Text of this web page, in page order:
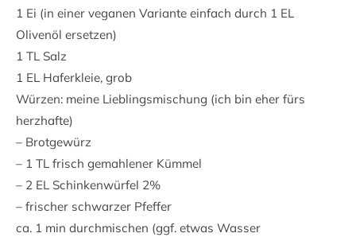
1 Ei (in einer veganen Variante einfach durch 1 EL
Olivenöl ersetzen)
1 TL Salz
1 EL Haferkleie, grob
Würzen: meine Lieblingsmischung (ich bin eher fürs
herzhafte)
– Brotgewürz
– 1 TL frisch gemahlener Kümmel
– 2 EL Schinkenwürfel 2%
– frischer schwarzer Pfeffer
ca. 1 min durchmischen (ggf. etwas Wasser